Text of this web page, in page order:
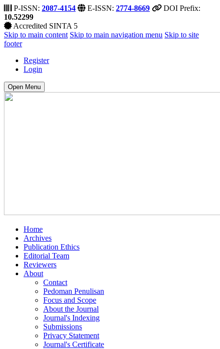
P-ISSN: 2087-4154 E-ISSN: 2774-8669
DOI Prefix:
10.52299
Accredited SINTA 5
Skip to main content Skip to main navigation menu Skip to site
footer
Register
Login
Open Menu
Home
Archives
Publication Ethics
Editorial Team
Reviewers
About
Contact
Pedoman Penulisan
Focus and Scope
About the Journal
Journal's Indexing
Submissions
Privacy Statement
Journal's Certificate